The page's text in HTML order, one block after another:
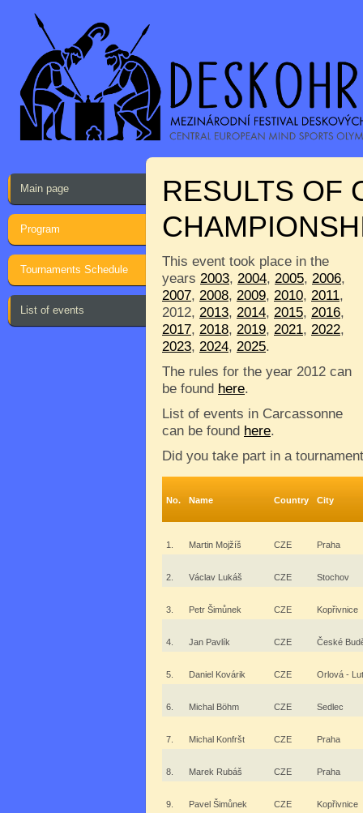
Main page
Program
Tournaments Schedule
List of events
RESULTS OF
This event took place in the
years 2003, 2004, 2005, 2006,
2007, 2008, 2009, 2010, 2011,
2012, 2013, 2014, 2015, 2016,
2017, 2018, 2019, 2021, 2022,
2023, 2024, 2025.
The rules for the year 2012 can
be found here.
List of events in Carcassonne
can be found here.
Did you take part in a
No. Name Country City
1. Martin Mojžíš CZE Praha
2. Václav Lukáš CZE Stochov
3. Petr Šimůnek CZE Kopřivnice
4. Jan Pavlík CZE České
5. Daniel Kovárik CZE Orlová -
6. Michal Böhm CZE Sedlec
7. Michal Konfršt CZE Praha
8. Marek Rubáš CZE Praha
9. Pavel Šimůnek CZE Kopřivnice